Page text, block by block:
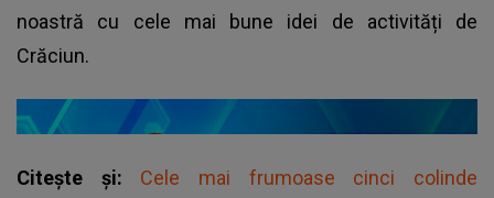
noastră cu cele mai bune idei de activități de
Crăciun.
Citește și: Cele mai frumoase cinci colinde